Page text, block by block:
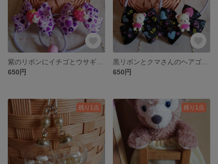
650円
650円
残り1点 残り1点